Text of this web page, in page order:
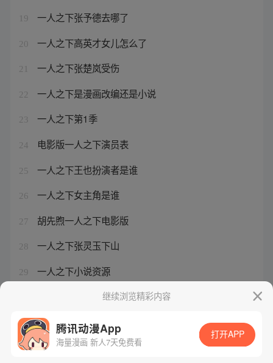
19 一人之下张予德去哪了
20 一人之下高英才女儿怎么了
21 一人之下张楚岚受伤
22 一人之下是漫画改编还是小说
23 一人之下第1季
24 电影版一人之下演员表
25 一人之下王也扮演者是谁
26 一人之下女主角是谁
27 胡先煦一人之下电影版
28 一人之下张灵玉下山
29 一人之下小说资源
一人之下张楚岚体内的元婴
继续浏览精彩内容
腾讯动漫App
海量漫画 新人7天免费看
打开APP